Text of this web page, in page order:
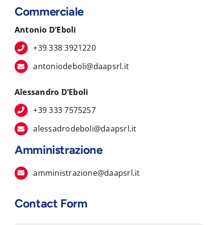
Commerciale
Antonio D’Eboli
+39 338 3921220
antoniodeboli@daapsrl.it
Alessandro D’Eboli
+39 333 7575257
alessadrodeboli@daapsrl.it
Amministrazione
amministrazione@daapsrl.it
Contact Form